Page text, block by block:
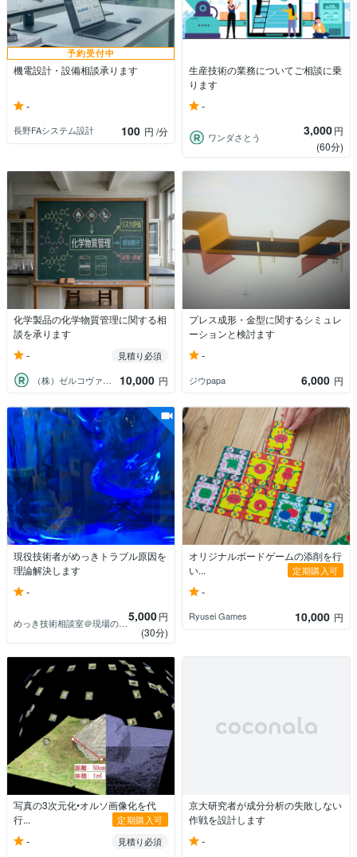
予約受付中
機電設計・設備相談承ります
-
長野FAシステム設計 100 円 /分
生産技術の業務についてご相談に乗
ります
-
ワンダさとう 3,000円
(60分)
化学製品の化学物質管理に関する相
談を承ります
-
見積り必須
（株）ゼルコヴァコンサルティングオフィス
10,000 円
プレス成形・金型に関するシミュレ
ーションと検討ます
-
ジウpapa 6,000 円
現役技術者がめっきトラブル原因を
理論解決します
-
めっき技術相談室＠現場の駆け込み寺 5,000円
(30分)
オリジナルボードゲームの添削を行
い...
定期購入可
-
Ryusei Games 10,000 円
写真の3次元化•オルソ画像化を代
行...
定期購入可
-
見積り必須
京大研究者が成分分析の失敗しない
作戦を設計します
-